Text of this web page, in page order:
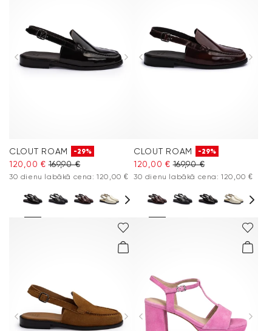
CLOUT ROAM -29%
120,00 € 169,90 €
30 dienu labākā cena: 120,00 €
CLOUT ROAM -29%
120,00 € 169,90 €
30 dienu labākā cena: 120,00 €